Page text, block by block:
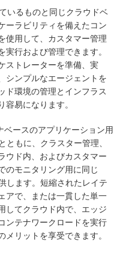
いるものと同じクラウドベ
ーラビリティを備えたコン
使用して、カスタマー管理
行および管理できます。
ストレーターを準備、実
シンプルなエージェントを
ド環境の管理とインフラス
容易になります。
ベースのアプリケーション用
ともに、クラスター管理、
ウド内、およびカスタマー
のモニタリング用に同じ
します。短縮されたレイテ
アで、または一貫した単一
してクラウド内で、エッジ
ンテナワークロードを実行
リットを享受できます。